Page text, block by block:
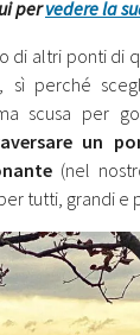
pervedere la
di altri ponti di
, sì perché
scusa per
un
(nel
tutti, grandi e